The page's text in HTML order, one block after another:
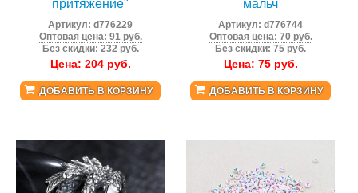
притяжение"
Артикул:d776229
Оптовая цена: 91 руб.
Без скидки: 232 руб.
Цена: 204руб.
ДОБАВИТЬ В КОРЗИНУ
мальч
Артикул:d776744
Оптовая цена: 70 руб.
Без скидки: 75 руб.
Цена: 75руб.
ДОБАВИТЬ В КОРЗИНУ